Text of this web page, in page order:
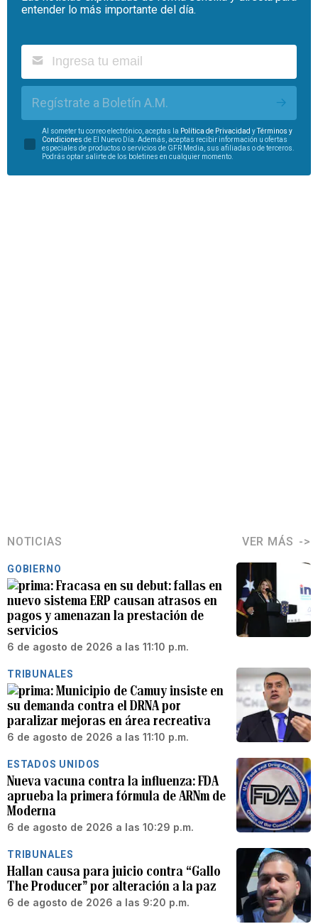
entender lo más importante del día.
Regístrate a Boletín A.M.
Al someter tu correo electrónico, aceptas la Política de Privacidad yTérminos y
Condiciones de El Nuevo Día. Además, aceptas recibir información u ofertas
especiales de productos o servicios de GFR Media, sus afiliadas o de terceros.
Podrás optar salirte de los boletines en cualquier momento.
NOTICIAS VER MÁS
GOBIERNO
Fracasa en su debut: fallas en
nuevo sistema ERP causan atrasos en
pagos y amenazan la prestación de
servicios
6 de agosto de 2026 a las 11:10 p.m.
TRIBUNALES
Municipio de Camuy insiste en
su demanda contra el DRNA por
paralizar mejoras en área recreativa
6 de agosto de 2026 a las 11:10 p.m.
ESTADOS UNIDOS
Nueva vacuna contra la influenza: FDA
aprueba la primera fórmula de ARNm de
Moderna
6 de agosto de 2026 a las 10:29 p.m.
TRIBUNALES
Hallan causa para juicio contra “Gallo
The Producer” por alteración a la paz
6 de agosto de 2026 a las 9:20 p.m.